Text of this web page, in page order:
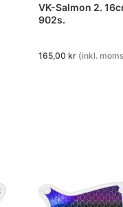
VK-Salmon 2.
902s.
165,00kr (inkl.